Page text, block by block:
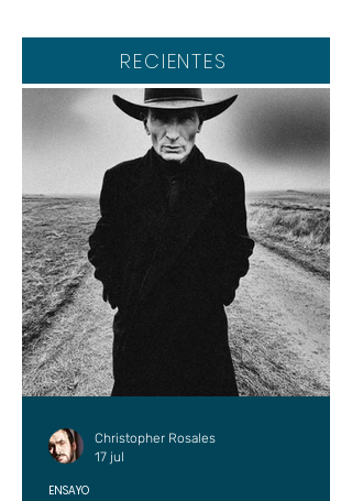
RECIENTES
ENSAYO
Christopher Rosales
17 jul